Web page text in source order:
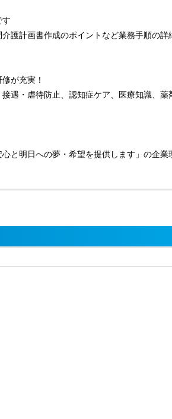
す
護計画書作成のポイントなど業務手順の
が充実！
遇・虐待防止、認知症ケア、医療知識、薬
と明日への夢・希望を提供します」の企